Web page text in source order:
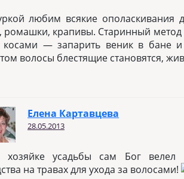
любим всякие ополаскивания
ромашки, крапивы. Старинный метод
— запарить веник в бане
волосы блестящие становятся,
Елена Картавцева
28.05.2013
хозяйке усадьбы сам Бог велел
на травах для ухода за волосами!